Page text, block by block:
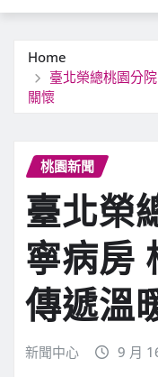
Home
臺北榮總桃園分
關懷
桃園新聞
臺北榮
寧病房
傳遞溫
新聞中心 9 月